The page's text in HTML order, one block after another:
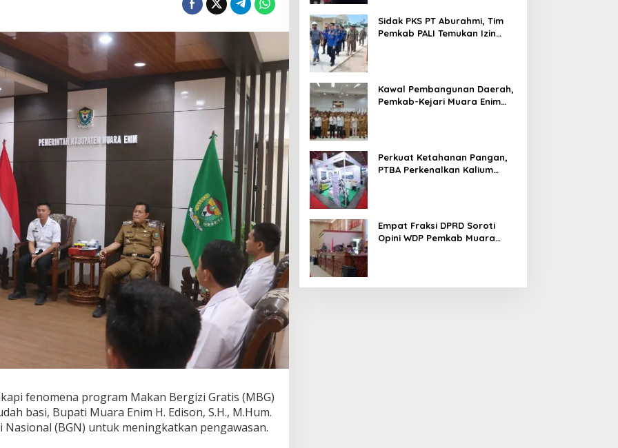
fenomena program Makan Bergizi Gratis (MBG)
basi, Bupati Muara Enim H. Edison, S.H., M.Hum.
Nasional (BGN) untuk meningkatkan pengawasan.
Sidak PKS PT Aburahmi, Tim
Pemkab PALI Temukan Izin
Kawal Pembangunan Daerah,
Pemkab-Kejari Muara Enim
Perkuat Ketahanan Pangan,
PTBA Perkenalkan Kalium
Empat Fraksi DPRD Soroti
Opini WDP Pemkab Muara